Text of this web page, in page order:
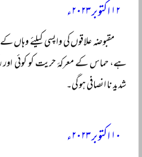
۱۲ اکتوبر ۲۰۲۳ء
مقبوضہ علاقوں کی واپسی کیلئے
ہے، حماس کے معرکۂ حریت کو کوئی
شدید نا انصافی ہو گی۔
۱۰ اکتوبر ۲۰۲۳ء